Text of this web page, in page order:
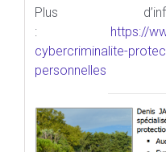
Plus
: https://
cybercriminalite-
personnelles